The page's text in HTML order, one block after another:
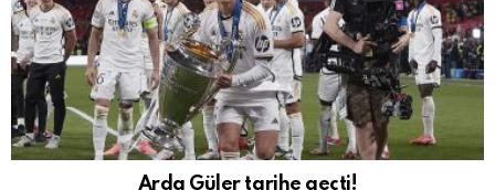
Arda Güler tarihe geçti!